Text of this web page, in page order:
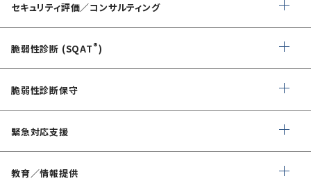
セキュリティ評価／コンサルティング
情報セキュリティ・アドバイザリ
AIサービス提供者・利用者向け
サイバーセキュリティ対策支援
脆弱性診断 (SQAT®)
Webアプリケーション・API脆弱性診断
ネットワーク脆弱性診断
IoTセキュリティ診断
脆弱性診断保守
デイリー自動脆弱性診断
WEBサイトコンテンツ改ざん検知
緊急対応支援
デジタルフォレンジック
教育／情報提供